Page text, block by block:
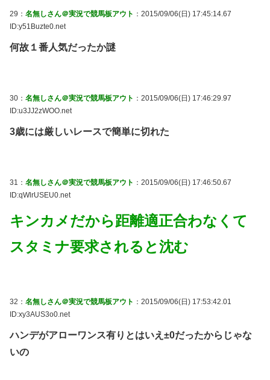
29： 名無しさん＠実況で競馬板アウト ：2015/09/06(日) 17:45:14.67
ID:y51Buzte0.net
何故１番人気だったか謎
30： 名無しさん＠実況で競馬板アウト ：2015/09/06(日) 17:46:29.97
ID:u3JJ2zWOO.net
3歳には厳しいレースで簡単に切れた
31： 名無しさん＠実況で競馬板アウト ：2015/09/06(日) 17:46:50.67
ID:qWlrUSEU0.net
キンカメだから距離適正合わなくて
スタミナ要求されると沈む
32： 名無しさん＠実況で競馬板アウト ：2015/09/06(日) 17:53:42.01
ID:xy3AUS3o0.net
ハンデがアローワンス有りとはいえ±0だったからじゃな
いの